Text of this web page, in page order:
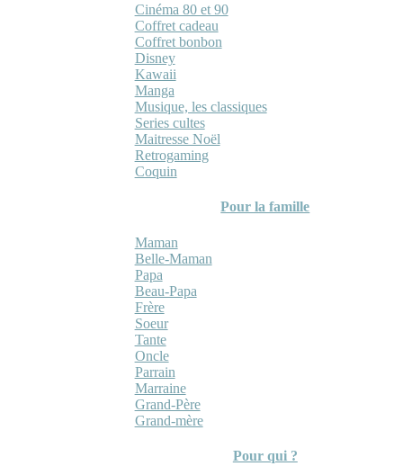
Cinéma 80 et 90
Coffret cadeau
Coffret bonbon
Disney
Kawaii
Manga
Musique, les classiques
Series cultes
Maitresse Noël
Retrogaming
Coquin
Pour la famille
Maman
Belle-Maman
Papa
Beau-Papa
Frère
Soeur
Tante
Oncle
Parrain
Marraine
Grand-Père
Grand-mère
Pour qui ?